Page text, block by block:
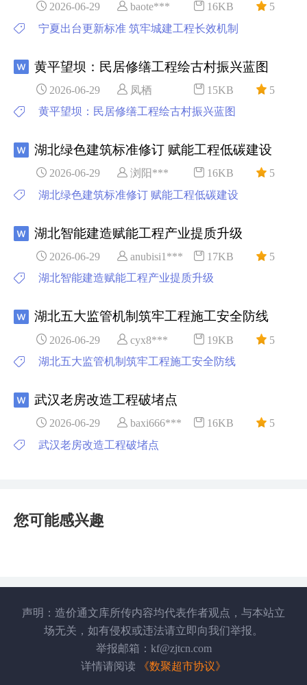
2026-06-29 baote*** 16KB
5
宁夏出台更新标准 筑牢城建工程长效机制
黄平望坝：民居修缮工程绘古村振兴蓝图
2026-06-29 凤栖 15KB
5
黄平望坝：民居修缮工程绘古村振兴蓝图
湖北绿色建筑标准修订 赋能工程低碳建设
2026-06-29 浏阳*** 16KB
5
湖北绿色建筑标准修订 赋能工程低碳建设
湖北智能建造赋能工程产业提质升级
2026-06-29 anubisi1*** 17KB
5
湖北智能建造赋能工程产业提质升级
湖北五大监管机制筑牢工程施工安全防线
2026-06-29 cyx8*** 19KB
5
湖北五大监管机制筑牢工程施工安全防线
武汉老房改造工程破堵点
2026-06-29 baxi666*** 16KB
5
武汉老房改造工程破堵点
您可能感兴趣
声明：造价通文库所传内容均代表作者观点，与本站立
场无关，如有侵权或违法请立即向我们举报。
举报邮箱：kf@zjtcn.com
详情请阅读
《数聚超市协议》